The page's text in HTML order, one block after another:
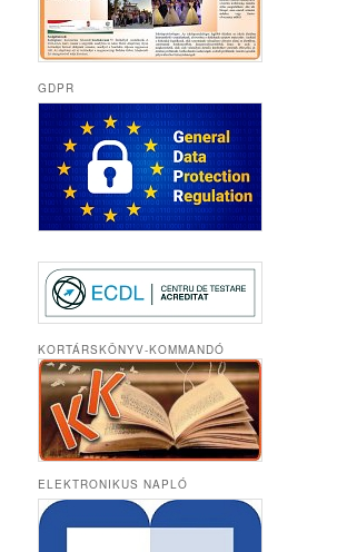
GDPR
KORTÁRSKÖNYV-KOMMANDÓ
ELEKTRONIKUS NAPLÓ